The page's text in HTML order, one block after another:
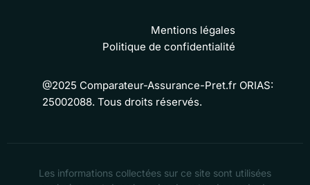
@2025 Comparateur-Assurance-Pret.fr ORIAS:
25002088. Tous droits réservés.
Mentions légales
Politique de confidentialité
Les informations collectées sur ce site sont utilisées